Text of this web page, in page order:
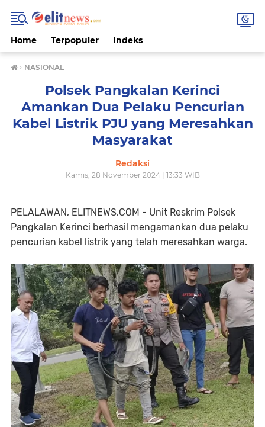
Home Terpopuler Indeks
› NASIONAL
Polsek Pangkalan Kerinci
Amankan Dua Pelaku Pencurian
Kabel Listrik PJU yang Meresahkan
Masyarakat
Redaksi
Kamis, 28 November 2024 | 13:33 WIB
PELALAWAN, ELITNEWS.COM - Unit Reskrim Polsek
Pangkalan Kerinci berhasil mengamankan dua pelaku
pencurian kabel listrik yang telah meresahkan warga.